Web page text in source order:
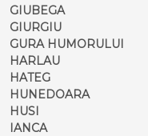
GIUBEGA
GIURGIU
GURA HUMORULUI
HARLAU
HATEG
HUNEDOARA
HUSI
IANCA